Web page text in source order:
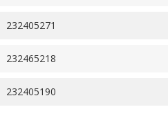
232405271
232465218
232405190